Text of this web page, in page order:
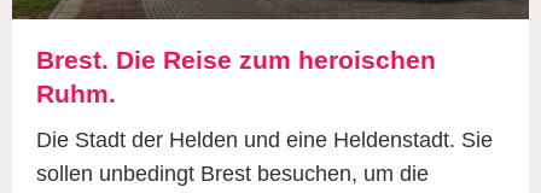
Brest. Die Reise zum heroischen
Ruhm.
Die Stadt der Helden und eine Heldenstadt. Sie
sollen unbedingt Brest besuchen, um die